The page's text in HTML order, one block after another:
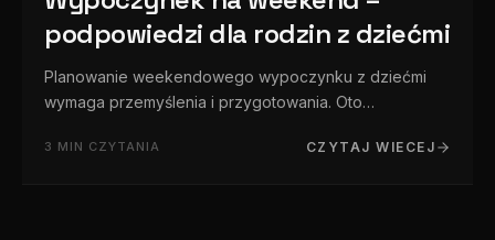
podpowiedzi dla rodzin z dziećmi
Planowanie weekendowego wypoczynku z dziećmi
wymaga przemyślenia i przygotowania. Oto
spędzony z rodziną będzie udany i bezpieczny. 1. Parki
3 MIN CZYTANIA CZYTAJ WIECEJ